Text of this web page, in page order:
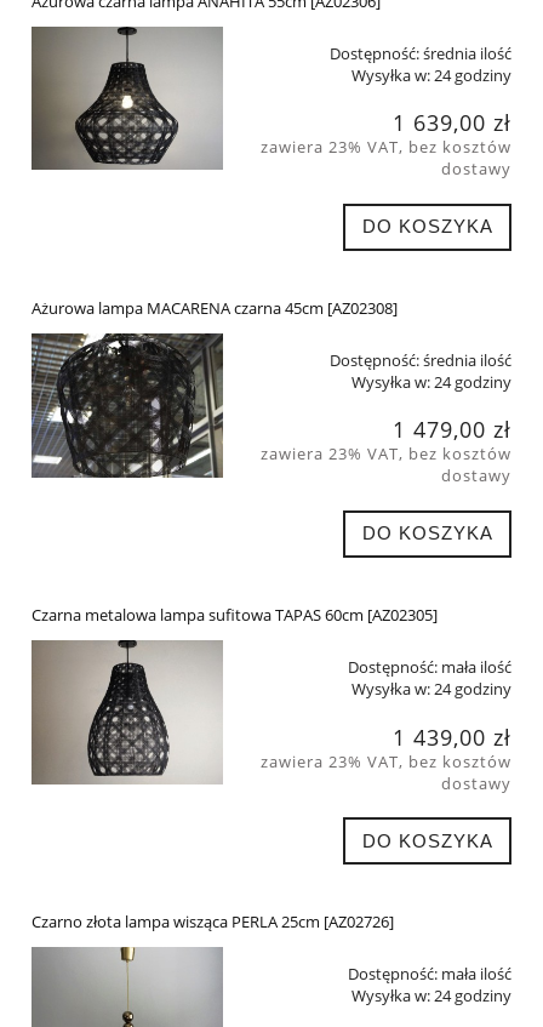
Dostępność:średnia ilość
Wysyłka w:24 godziny
1 639,00 zł
zawiera 23% VAT, bez kosztów
dostawy
DO KOSZYKA
Ażurowa lampa MACARENA czarna 45cm [AZ02308]
Dostępność:średnia ilość
Wysyłka w:24 godziny
1 479,00 zł
zawiera 23% VAT, bez kosztów
dostawy
DO KOSZYKA
Czarna metalowa lampa sufitowa TAPAS 60cm [AZ02305]
Dostępność: mała ilość
Wysyłka w:24 godziny
1 439,00 zł
zawiera 23% VAT, bez kosztów
dostawy
DO KOSZYKA
Czarno złota lampa wisząca PERLA 25cm [AZ02726]
Dostępność: mała ilość
Wysyłka w:24 godziny